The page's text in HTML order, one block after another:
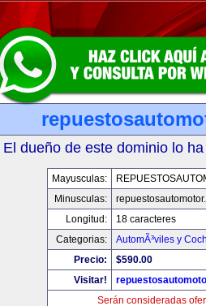
El dueño de este dominio lo
Mayusculas:
Minusculas:
Longitud:
18 caracteres
Categorias:
AutomÃ³viles y
Precio:
$590.00
Visitar!
Serán consideradas